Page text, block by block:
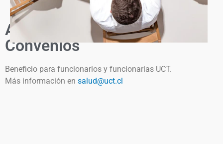
Atenciones Odontológicas y
Convenios
Beneficio para funcionarios y funcionarias UCT.
Más información en salud@uct.cl